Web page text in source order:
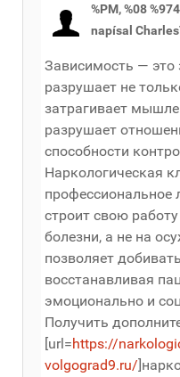
%PM, %08
napísal
Зависимость — это
разрушает не
затрагивает
разрушает
способности
Наркологическая
профессиональное
строит свою
болезни, а не на
позволяет
восстанавливая
эмоционально и
Получить
[url=https://
volgograd9.ru/